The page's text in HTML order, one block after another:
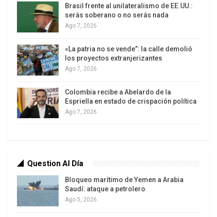
gobierno, pero…
mostró una carta que tenía en la manga. Ella le
serviría para superar algunos malos tragos.
También vendría en su ayuda para que los
argentinos pudieran pasar este largo fin de
Brasil frente al unilateralismo de EE.UU.:
serás soberano o no serás nada
Ago 7, 2026
«La patria no se vende”: la calle demolió
los proyectos extranjerizantes
Ago 7, 2026
Colombia recibe a Abelardo de la
Espriella en estado de crispación política
Ago 7, 2026
Question Al Día
Bloqueo marítimo de Yemen a Arabia
Saudí: ataque a petrolero
Ago 5, 2026